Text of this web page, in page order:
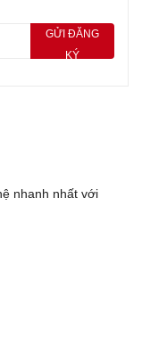
GỬI ĐĂNG
KÝ
nhanh nhất với